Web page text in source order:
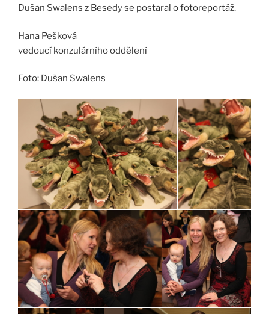
Dušan Swalens z Besedy se postaral o fotoreportáž.
Hana Pešková
vedoucí konzulárního oddělení
Foto: Dušan Swalens